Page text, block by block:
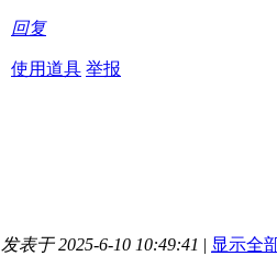
回复
使用道具 举报
发表于 2025-6-10 10:49:41 | 显示全